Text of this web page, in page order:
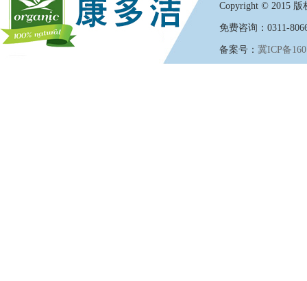
Copyright © 2015 版
免费咨询：0311-
备案号： 冀ICP备